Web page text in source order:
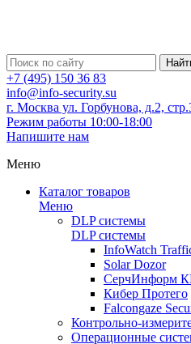
+7 (495) 150 36 83
info@info-security.su
г. Москва ул. Горбунова, д.2,
Режим работы 10:00-18:00
Напишите нам
Меню
Каталог товаров
Меню
DLP системы
DLP системы
InfoWatch
Solar Dozor
СерчИнформ
Кибер Протего
Falcongaze
Контрольно-
Операционные